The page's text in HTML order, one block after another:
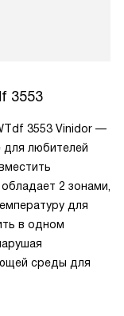
3553
3553 Vinidor —
для любителей
2 зонами,
для
в одном
среды для